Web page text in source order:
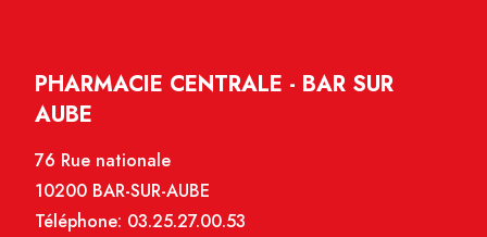
PHARMACIE CENTRALE - BAR SUR
AUBE
76 Rue nationale
10200 BAR-SUR-AUBE
Téléphone: 03.25.27.00.53